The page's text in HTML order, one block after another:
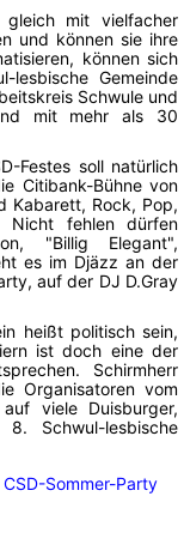
gleich mit vielfacher
und können sie ihre
können sich
Gemeinde
Schwule und
mit mehr als 30
Festes soll natürlich
Citibank-Bühne von
Kabarett, Rock, Pop,
Nicht fehlen dürfen
"Billig Elegant",
es im Djäzz an der
auf der DJ D.Gray
heißt politisch sein,
ist doch eine der
Schirmherr
Organisatoren vom
viele Duisburger,
Schwul-lesbische